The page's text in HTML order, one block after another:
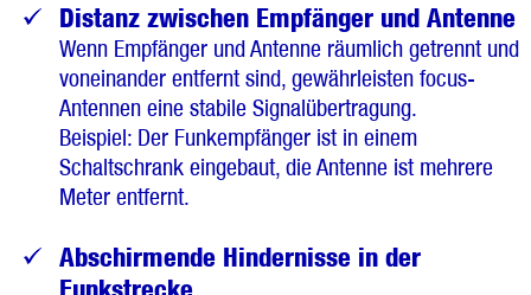
Distanz zwischen Empfänger und Antenne
Wenn Empfänger und Antenne räumlich getrennt und
voneinander entfernt sind, gewährleisten focus-
Antennen eine stabile Signalübertragung.
Beispiel: Der Funkempfänger ist in einem
Schaltschrank eingebaut, die Antenne ist mehrere
Meter entfernt.
Abschirmende Hindernisse in der
Funkstrecke